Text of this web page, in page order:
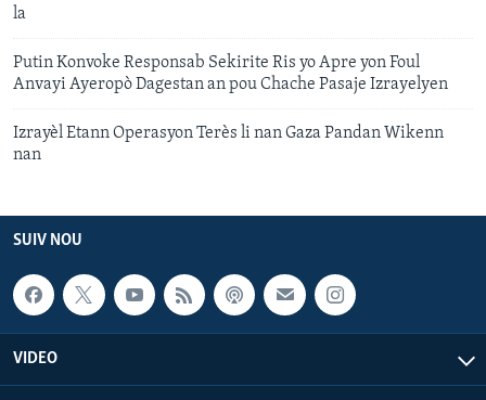
la
Putin Konvoke Responsab Sekirite Ris yo Apre yon Foul
Anvayi Ayeropò Dagestan an pou Chache Pasaje Izrayelyen
Izrayèl Etann Operasyon Terès li nan Gaza Pandan Wikenn
nan
SUIV NOU
VIDEO